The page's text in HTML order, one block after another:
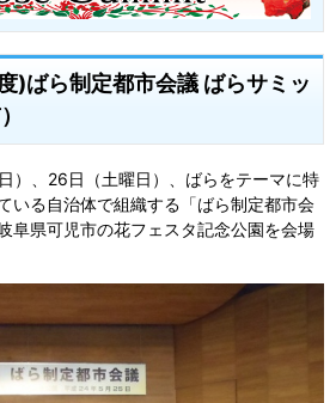
)ばら制定都市会議 ばらサミッ
）、26日（土曜日）、ばらをテーマに特
いる自治体で組織する「ばら制定都市会
阜県可児市の花フェスタ記念公園を会場